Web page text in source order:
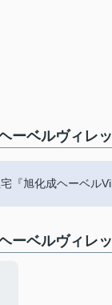
ーベルヴィレ
『旭化成ヘーベル
ーベルヴィレ